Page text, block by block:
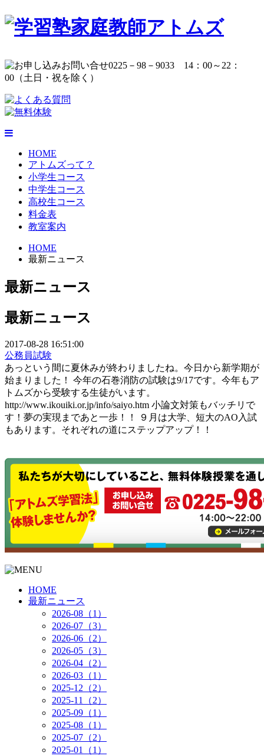
HOME
アトムズって？
小学生コース
中学生コース
高校生コース
料金表
教室案内
HOME
最新ニュース
最新ニュース
最新ニュース
2017-08-28 16:51:00
公務員試験
あっという間に夏休みが終わりましたね。今日から新学期が
始まりました！ 今年の石巻消防の試験は9/17です。今年もア
トムズから受験する生徒がいます。
http://www.ikouiki.or.jp/info/saiyo.htm 小論文対策もバッチリで
す！夢の実現まであと一歩！！ ９月は大学、短大のAO入試
もあります。それぞれの道にステップアップ！！
HOME
最新ニュース
2026-08（1）
2026-07（3）
2026-06（2）
2026-05（3）
2026-04（2）
2026-03（1）
2025-12（2）
2025-11（2）
2025-09（1）
2025-08（1）
2025-07（2）
2025-01（1）